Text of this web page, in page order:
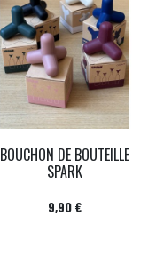
BOUCHON DE BOUTEILLE
SPARK
Prix
9,90 €